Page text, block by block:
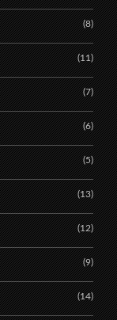
(8)
(11)
(7)
(6)
(5)
(13)
(12)
(9)
(14)